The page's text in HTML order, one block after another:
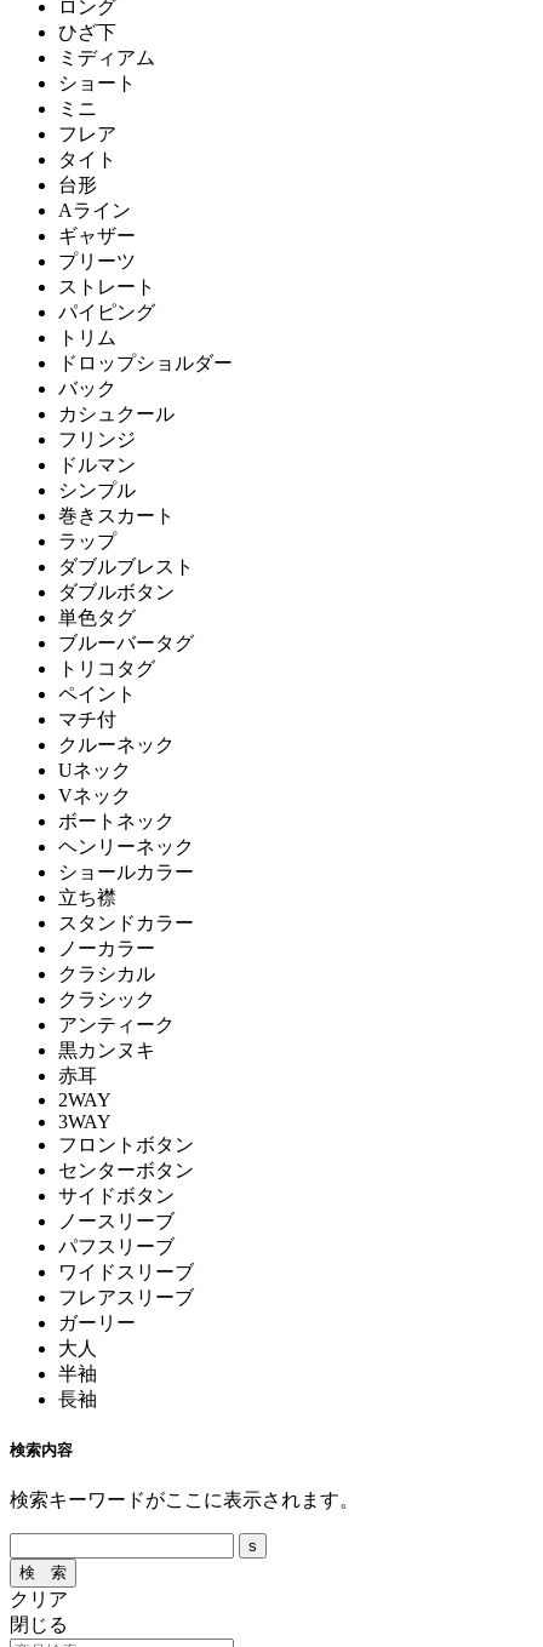
ロング
ひざ下
ミディアム
ショート
ミニ
フレア
タイト
台形
Aライン
ギャザー
プリーツ
ストレート
パイピング
トリム
ドロップショルダー
バック
カシュクール
フリンジ
ドルマン
シンプル
巻きスカート
ラップ
ダブルブレスト
ダブルボタン
単色タグ
ブルーバータグ
トリコタグ
ペイント
マチ付
クルーネック
Uネック
Vネック
ボートネック
ヘンリーネック
ショールカラー
立ち襟
スタンドカラー
ノーカラー
クラシカル
クラシック
アンティーク
黒カンヌキ
赤耳
2WAY
3WAY
フロントボタン
センターボタン
サイドボタン
ノースリーブ
パフスリーブ
ワイドスリーブ
フレアスリーブ
ガーリー
大人
半袖
長袖
検索内容
検索キーワードがここに表示されます。
クリア
閉じる